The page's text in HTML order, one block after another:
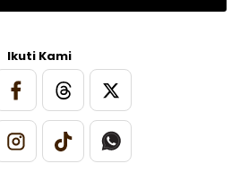
Ikuti Kami